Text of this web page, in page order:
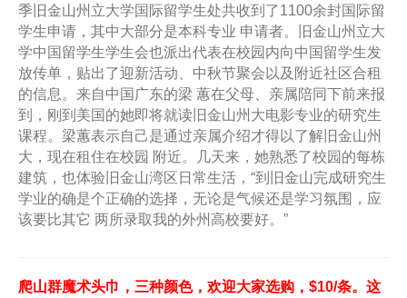
季旧金山州立大学国际留学生处共收到了1100余封国际留
学生申请，其中大部分是本科专业 申请者。旧金山州立大
学中国留学生学生会也派出代表在校园内向中国留学生发
放传单，贴出了迎新活动、中秋节聚会以及附近社区合租
的信息。来自中国广东的梁 蕙在父母、亲属陪同下前来报
到，刚到美国的她即将就读旧金山州大电影专业的研究生
课程。梁蕙表示自己是通过亲属介绍才得以了解旧金山州
大，现在租住在校园 附近。几天来，她熟悉了校园的每栋
建筑，也体验旧金山湾区日常生活，“到旧金山完成研究生
学业的确是个正确的选择，无论是气候还是学习氛围，应
该要比其它 两所录取我的外州高校要好。”
爬山群魔术头巾，三种颜色，欢迎大家选购，$10/条。这